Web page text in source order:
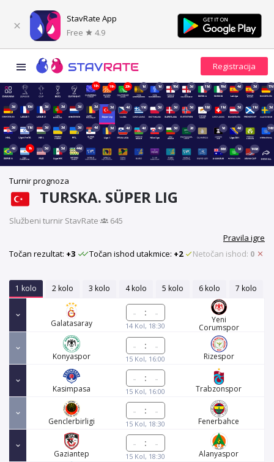
StavRate App
Free
4.9
18h 19h 20h 1d 1d 10d 3d 11d 10d 4d 3d 17d
3d 10d 3d 3d 3d 3d 3d 4d 11d 3d 3d 3d 18d 11d 3d 11d 3d
3d 11d 3d 3d 3d 4d 3d 4d 4d 4d 3d 2d 1d 4d 36d
4d 1h 5d 5d 44d 66d 1d 149d
Turnir prognoza
TURSKA. SÜPER LIG
Službeni turnir StavRate·
645
Pravila igre
Točan rezultat: +3 Točan ishod utakmice: +2 Netočan ishod: 0
1 kolo 2 kolo 3 kolo 4 kolo 5 kolo 6 kolo 7 kolo
Galatasaray
:
14 Kol, 18:30
Yeni
Corumspor
Konyaspor
:
15 Kol, 16:00 Rizespor
Kasimpasa
:
15 Kol, 16:00 Trabzonspor
Genclerbirligi
:
15 Kol, 18:30 Fenerbahce
Gaziantep
:
15 Kol, 18:30 Alanyaspor